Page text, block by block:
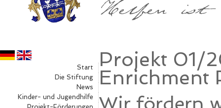
Start
Die Stiftung
News
Kinder- und Jugendhilfe
Projekt 01/
Enrichment
Wir fördern